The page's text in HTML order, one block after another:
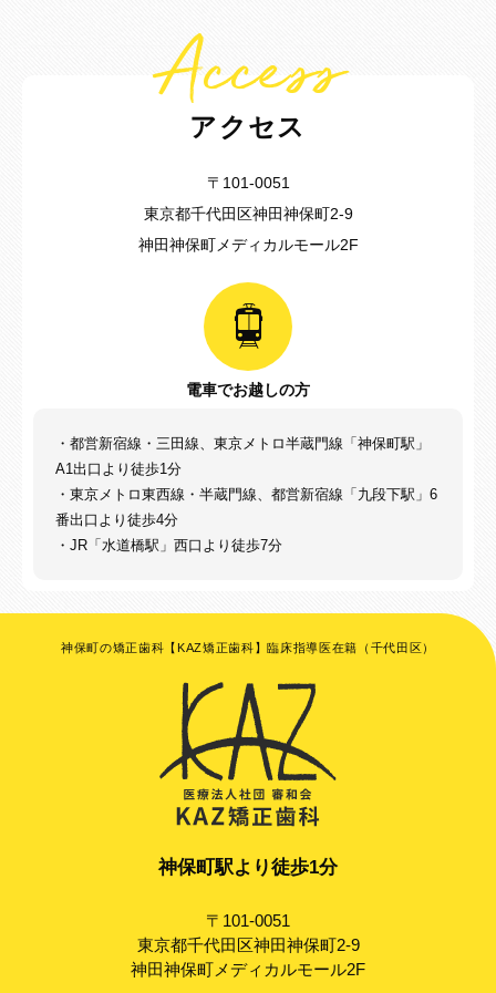
Access
アクセス
〒101-0051
東京都千代田区神田神保町2-9
神田神保町メディカルモール2F
電車でお越しの方
・都営新宿線・三田線、東京メトロ半蔵門線「神保町駅」
A1出口より徒歩1分
・東京メトロ東西線・半蔵門線、都営新宿線「九段下駅」6
番出口より徒歩4分
・JR「水道橋駅」西口より徒歩7分
神保町の矯正歯科【KAZ矯正歯科】臨床指導医在籍（千代田区）
神保町駅より徒歩1分
〒101-0051
東京都千代田区神田神保町2-9
神田神保町メディカルモール2F